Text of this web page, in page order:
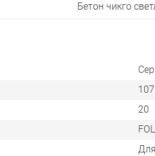
Бетон чикго
20